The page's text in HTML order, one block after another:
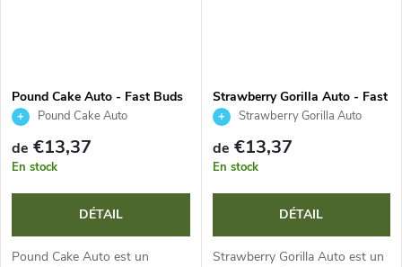
Pound Cake Auto - Fast Buds
Pound Cake Auto
de €13,37
En stock
DÉTAIL
Pound Cake Auto est un
Strawberry Gorilla Auto - Fast
BudsStrawberry Gorilla Auto
de €13,37
En stock
DÉTAIL
Strawberry Gorilla Auto est un